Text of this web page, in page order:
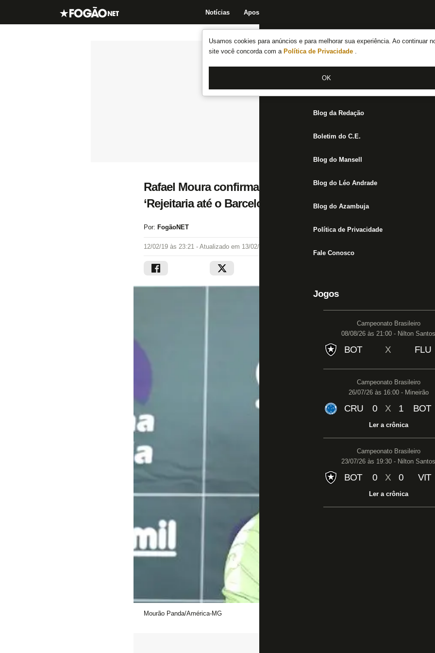
Usamos cookies para anúncios e para melhorar sua experiência. Ao continuar
site você concorda com a Política de Privacidade .
OK
Notícias Apostas
Notícias do Botafogo
Fórum
Jogos
Blog da Redação
Boletim do C.E.
Blog do Mansell
Blog do Léo Andrade
Blog do Azambuja
Política de Privacidade
Fale Conosco
Jogos
Campeonato Brasileiro
08/08/26 às 21:00 - Nilton Santos
BOT X FLU
Campeonato Brasileiro
26/07/26 às 16:00 - Mineirão
CRU 0 X 1 BOT
Ler a crônica
Campeonato Brasileiro
23/07/26 às 19:30 - Nilton Santos
BOT 0 X 0 VIT
Ler a crônica
Rafael Moura confirma negociação com Botafogo e
‘Rejeitaria até o Barcelona’
Por: FogãoNET
12/02/19 às 23:21 - Atualizado em 13/02/19 às 10:15
Mourão Panda/América-MG